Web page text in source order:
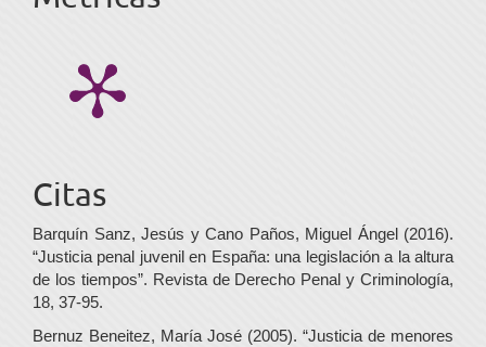
Citas
Barquín Sanz, Jesús y Cano Paños, Miguel Ángel (2016).
“Justicia penal juvenil en España: una legislación a la altura
de los tiempos”. Revista de Derecho Penal y Criminología,
18, 37-95.
Bernuz Beneitez, María José (2005). “Justicia de menores